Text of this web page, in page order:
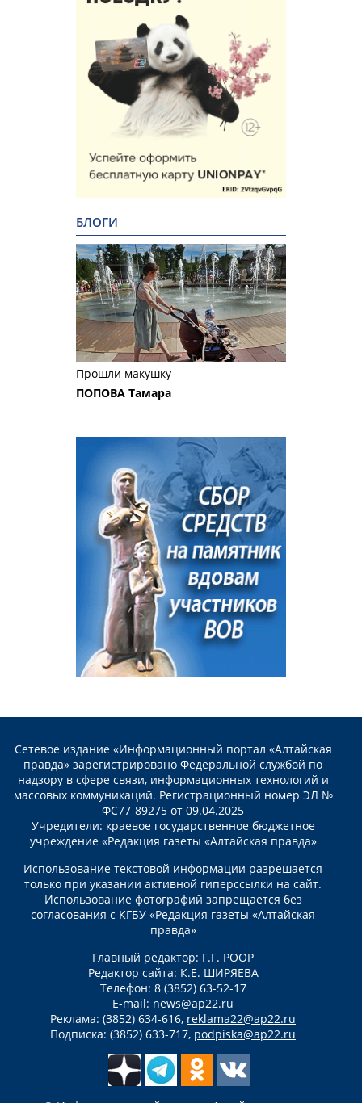
БЛОГИ
Прошли макушку
ПОПОВА Тамара
Сетевое издание «Информационный портал «Алтайская
правда» зарегистрировано Федеральной службой по
надзору в сфере связи, информационных технологий и
массовых коммуникаций. Регистрационный номер ЭЛ №
ФС77-89275 от 09.04.2025
Учредители: краевое государственное бюджетное
учреждение «Редакция газеты «Алтайская правда»
Использование текстовой информации разрешается
только при указании активной гиперссылки на сайт.
Использование фотографий запрещается без
согласования с КГБУ «Редакция газеты «Алтайская
правда»
Главный редактор: Г.Г. РООР
Редактор сайта: К.Е. ШИРЯЕВА
Телефон: 8 (3852) 63-52-17
E-mail: news@ap22.ru
Реклама: (3852) 634-616, reklama22@ap22.ru
Подписка: (3852) 633-717, podpiska@ap22.ru